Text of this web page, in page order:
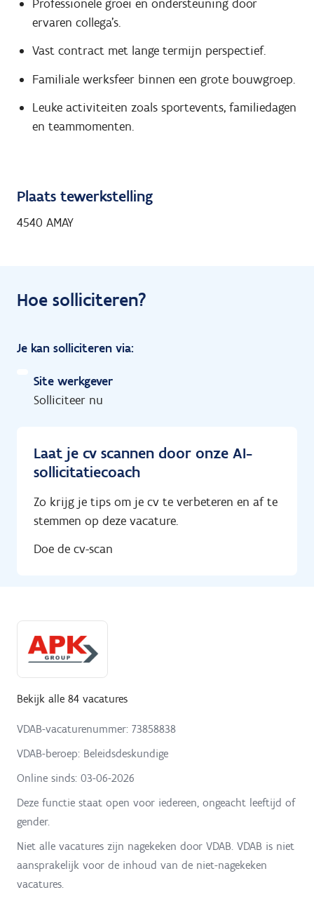
Professionele groei en ondersteuning door
ervaren collega’s.
Vast contract met lange termijn perspectief.
Familiale werksfeer binnen een grote bouwgroep.
Leuke activiteiten zoals sportevents, familiedagen
en teammomenten.
Plaats tewerkstelling
4540 AMAY
Hoe solliciteren?
Je kan solliciteren via:
Site werkgever
Solliciteer nu
Laat je cv scannen door onze AI-
sollicitatiecoach
Zo krijg je tips om je cv te verbeteren en af te
stemmen op deze vacature.
Doe de cv-scan
Bekijk alle 84 vacatures
VDAB-vacaturenummer: 73858838
VDAB-beroep: Beleidsdeskundige
Online sinds: 03-06-2026
Deze functie staat open voor iedereen, ongeacht leeftijd of
gender.
Niet alle vacatures zijn nagekeken door VDAB. VDAB is niet
aansprakelijk voor de inhoud van de niet-nagekeken
vacatures.